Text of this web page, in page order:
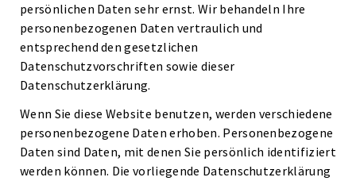
persönlichen Daten sehr ernst. Wir behandeln Ihre
personenbezogenen Daten vertraulich und
entsprechend den gesetzlichen
Datenschutzvorschriften sowie dieser
Datenschutzerklärung.
Wenn Sie diese Website benutzen, werden verschiedene
personenbezogene Daten erhoben. Personenbezogene
Daten sind Daten, mit denen Sie persönlich identifiziert
werden können. Die vorliegende Datenschutzerklärung